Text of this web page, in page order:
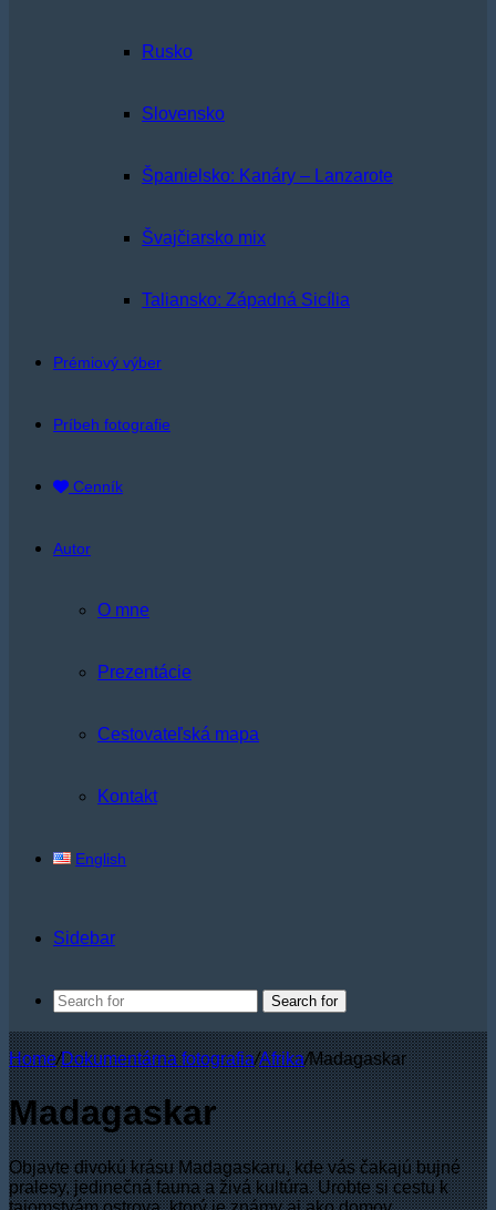
Rusko
Slovensko
Španielsko: Kanáry – Lanzarote
Švajčiarsko mix
Taliansko: Západná Sicília
Prémiový výber
Príbeh fotografie
Cenník
Autor
O mne
Prezentácie
Cestovateľská mapa
Kontakt
English
Sidebar
Search for
Home/Dokumentárna fotografia/Afrika/Madagaskar
Madagaskar
Objavte divokú krásu Madagaskaru, kde vás čakajú bujné
pralesy, jedinečná fauna a živá kultúra. Urobte si cestu k